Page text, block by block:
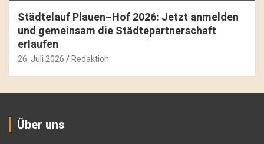
Städtelauf Plauen–Hof 2026: Jetzt anmelden
und gemeinsam die Städtepartnerschaft
erlaufen
26. Juli 2026 Redaktion
Über uns